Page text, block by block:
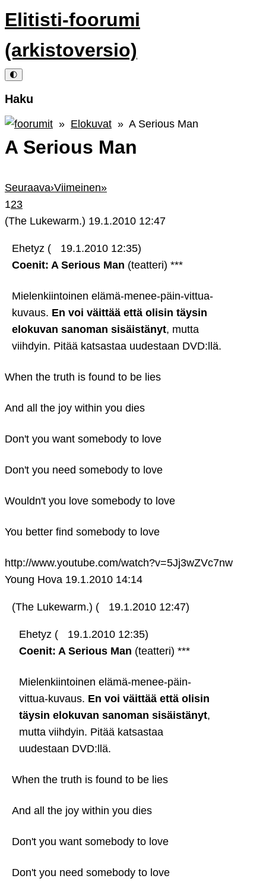
Elitisti-foorumi
(arkistoversio)
🌓
Haku
» Elokuvat » A Serious Man
A Serious Man
Seuraava›Viimeinen»
123
(The Lukewarm.) 19.1.2010 12:47
Ehetyz (
19.1.2010 12:35)
Coenit: A Serious Man (teatteri) ***
Mielenkiintoinen elämä-menee-päin-vittua-
kuvaus. En voi väittää että olisin täysin
elokuvan sanoman sisäistänyt, mutta
viihdyin. Pitää katsastaa uudestaan DVD:llä.
When the truth is found to be lies
And all the joy within you dies
Don't you want somebody to love
Don't you need somebody to love
Wouldn't you love somebody to love
You better find somebody to love
http://www.youtube.com/watch?v=5Jj3wZVc7nw
Young Hova 19.1.2010 14:14
(The Lukewarm.) ( 19.1.2010 12:47)
Ehetyz (
19.1.2010 12:35)
Coenit: A Serious Man (teatteri) ***
Mielenkiintoinen elämä-menee-päin-
vittua-kuvaus. En voi väittää että olisin
täysin elokuvan sanoman sisäistänyt,
mutta viihdyin. Pitää katsastaa
uudestaan DVD:llä.
When the truth is found to be lies
And all the joy within you dies
Don't you want somebody to love
Don't you need somebody to love